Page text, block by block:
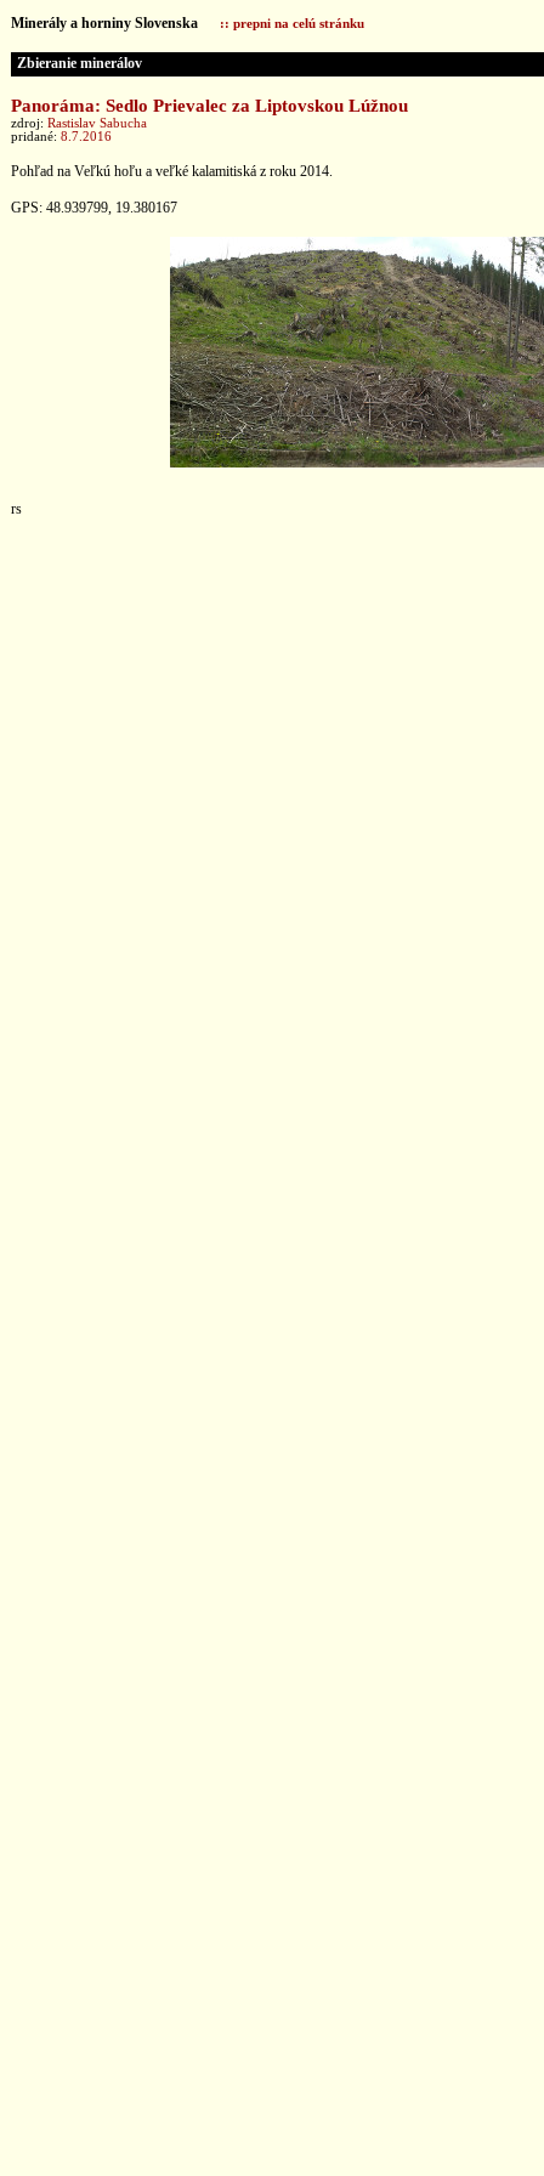
Minerály a horniny Slovenska :: prepni na celú stránku
Zbieranie minerálov
Panoráma: Sedlo Prievalec za Liptovskou Lúžnou
zdroj: Rastislav Sabucha
pridané: 8.7.2016
Pohľad na Veľkú hoľu a veľké kalamitiská z roku 2014.
GPS: 48.939799, 19.380167
rs